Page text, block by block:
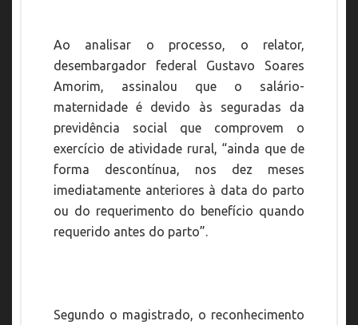
Ao analisar o processo, o relator,
desembargador federal Gustavo Soares
Amorim, assinalou que o salário-
maternidade é devido às seguradas da
previdência social que comprovem o
exercício de atividade rural, “ainda que de
forma descontínua, nos dez meses
imediatamente anteriores à data do parto
ou do requerimento do benefício quando
requerido antes do parto”.
Segundo o magistrado, o reconhecimento